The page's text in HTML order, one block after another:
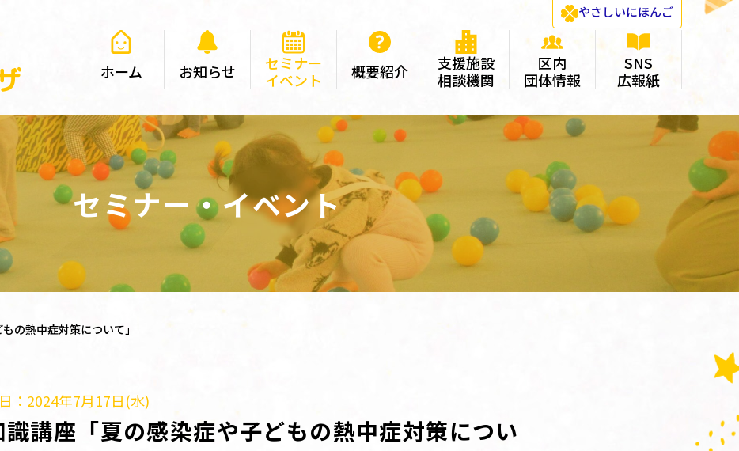
やさしいにほんご
ホーム お知らせ
セミナー
イベント
概要紹介
支援施設
相談機関
区内
団体情報
SNS
広報紙
セミナー・イベント
の熱中症対策について」
：2024年7月17日(水)
講座「夏の感染症や子どもの熱中症対策につい